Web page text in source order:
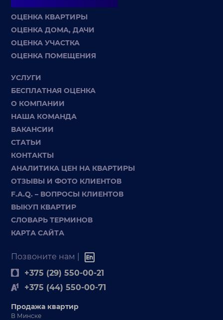
ОЦЕНКА КВАРТИРЫ
ОЦЕНКА ДОМА, ДАЧИ
ОЦЕНКА УЧАСТКА
ОЦЕНКА ПОМЕЩЕНИЯ
УСЛУГИ
БЕСПЛАТНАЯ ОЦЕНКА
О КОМПАНИИ
НАША КОМАНДА
ВАКАНСИИ
СТАТЬИ
КОНТАКТЫ
АНАЛИТИКА ЦЕН НА КВАРТИРЫ
ОТЗЫВЫ И ФОТО КЛИЕНТОВ
F.A.Q. – ВОПРОСЫ КЛИЕНТОВ
ВЫКУП КВАРТИР
СЛОВАРЬ ТЕРМИНОВ
КАРТА САЙТА
Позвоните нам |
+375 (29) 550-00-21
+375 (44) 550-00-71
Продажа квартир
В Минске